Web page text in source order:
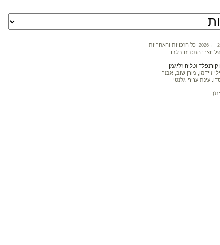
2026 ←
. כל הזכויות והאחריות
יוצרי התכנים בלבד.
וטליה זליגמן
זיידמן, מורן שוב, אבנר
עינת עריף-גלנטי